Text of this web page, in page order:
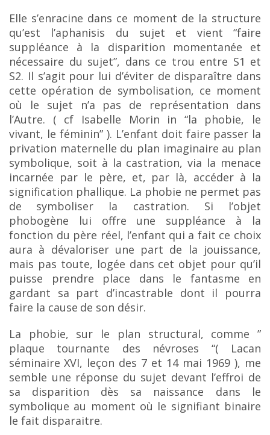
Elle s’enracine dans ce moment de la structure
qu’est l’aphanisis du sujet et vient “faire
suppléance à la disparition momentanée et
nécessaire du sujet”, dans ce trou entre S1 et
S2. Il s’agit pour lui d’éviter de disparaître dans
cette opération de symbolisation, ce moment
où le sujet n’a pas de représentation dans
l’Autre. ( cf Isabelle Morin in “la phobie, le
vivant, le féminin” ). L’enfant doit faire passer la
privation maternelle du plan imaginaire au plan
symbolique, soit à la castration, via la menace
incarnée par le père, et, par là, accéder à la
signification phallique. La phobie ne permet pas
de
symboliser la castration. Si l’objet
phobogène lui offre une suppléance à la
fonction du père réel, l’enfant qui a fait ce choix
aura à dévaloriser une part de la jouissance,
mais pas toute, logée dans cet objet pour qu’il
puisse prendre place dans le fantasme en
gardant sa part d’incastrable dont il pourra
faire la cause de son désir.
La phobie, sur le plan structural, comme ”
plaque tournante des névroses “( Lacan
séminaire XVI, leçon des 7 et 14 mai 1969 ), me
semble une réponse du sujet devant l’effroi de
sa disparition
dès sa naissance dans le
symbolique au moment où le signifiant binaire
le fait disparaitre.